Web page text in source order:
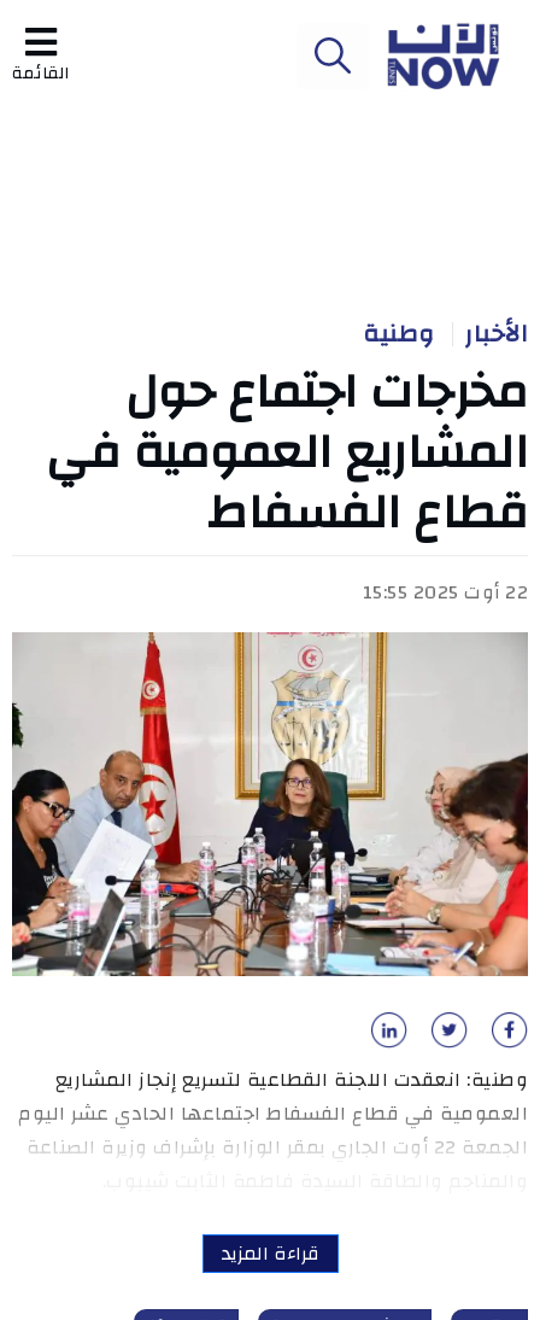
القائمة
الأخبار وطنية
مخرجات اجتماع حول
المشاريع العمومية في
قطاع الفسفاط
22 أوت 2025 15:55
وطنية: انعقدت اللجنة القطاعية لتسريع إنجاز المشاريع
العمومية في قطاع الفسفاط اجتماعها الحادي عشر اليوم
الجمعة 22 أوت الجاري بمقر الوزارة بإشراف وزيرة الصناعة
قراءة المزيد